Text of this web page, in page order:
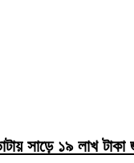
সাড়ে ১৯ লাখ টাকা